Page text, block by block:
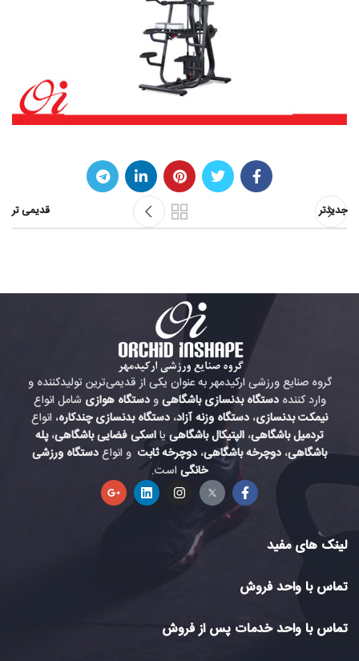
جدیدتر قدیمی تر
گروه صنایع ورزشی ارکیدمهر به عنوان یکی از قدیمی‌ترین تولیدکننده و
وارد کنندهدستگاه بدنسازی باشگاهیودستگاه هوازی شامل انواع
نیمکت بدنسازی، دستگاه وزنه آزاد، دستگاه بدنسازی چندکاره، انواع
تردمیل باشگاهی، الپتیکال باشگاهی یااسکی فضایی باشگاهی،پله
باشگاهی، دوچرخه باشگاهی، دوچرخه ثابت و انواعدستگاه ورزشی
خانگیاست.
لینک های مفید
تماس با واحد فروش
تماس با واحد خدمات پس از فروش